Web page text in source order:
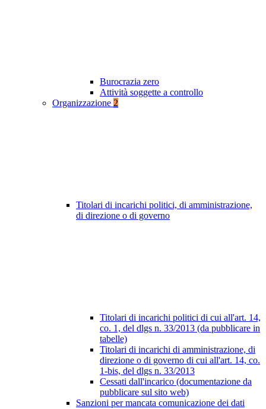
Burocrazia zero
Attività soggette a controllo
Organizzazione 2
Titolari di incarichi politici, di amministrazione,
di direzione o di governo
Titolari di incarichi politici di cui all'art. 14,
co. 1, del dlgs n. 33/2013 (da pubblicare in
tabelle)
Titolari di incarichi di amministrazione, di
direzione o di governo di cui all'art. 14, co.
1-bis, del dlgs n. 33/2013
Cessati dall'incarico (documentazione da
pubblicare sul sito web)
Sanzioni per mancata comunicazione dei dati